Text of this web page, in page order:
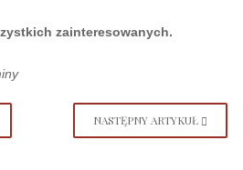
zainteresowanych.
NASTĘPNY ARTYKUŁ